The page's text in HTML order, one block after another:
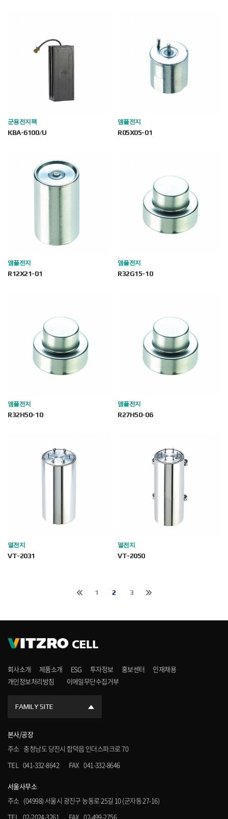
군용전지팩
KBA-6100/U
앰플전지
R05X05-01
앰플전지
R12X21-01
앰플전지
R32G15-10
앰플전지
R32H50-10
앰플전지
R27H50-06
열전지
VT-2031
열전지
VT-2050
1 2 3
회사소개 제품소개 ESG 투자정보 홍보센터
인재채용
개인정보처리방침
이메일무단수집거부
FAMILY SITE
본사/공장
주소 충청남도 당진시 합덕읍 인더스파크로 70
TEL 041-332-8642 FAX 041-332-8646
서울사무소
주소 (04998) 서울시 광진구 능동로 25길 10 (군자동 27-16)
TEL
02-2024-3261 FAX 02-499-2756